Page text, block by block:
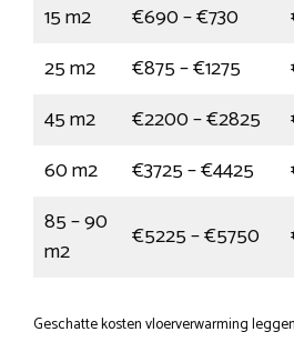
15 m2
€690 – €730
25 m2
€875 – €1275
45 m2
€2200 – €2825
60 m2
€3725 – €4425
85 – 90
m2
€5225 – €5750
Geschatte kosten vloerverwarming